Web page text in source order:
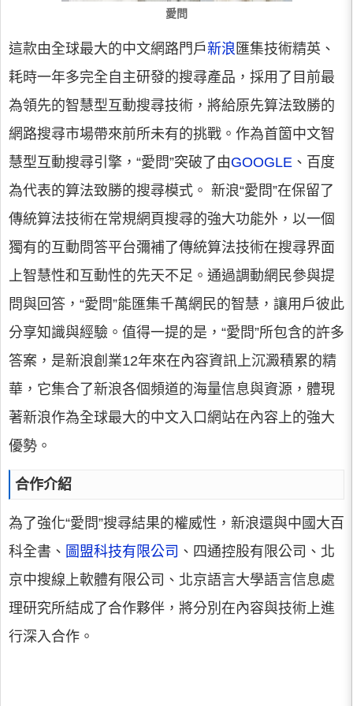
愛問
這款由全球最大的中文網路門戶新浪 匯集技術精英、
耗時一年多完全自主研發的搜尋產品，採用了目前最
為領先的智慧型互動搜尋技術，將給原先算法致勝的
網路搜尋市場帶來前所未有的挑戰。作為首箇中文智
慧型互動搜尋引擎，“愛問”突破了由GOOGLE 、百度
為代表的算法致勝的搜尋模式。 新浪“愛問”在保留了
傳統算法技術在常規網頁搜尋的強大功能外，以一個
獨有的互動問答平台彌補了傳統算法技術在搜尋界面
上智慧性和互動性的先天不足。通過調動網民參與提
問與回答，“愛問”能匯集千萬網民的智慧，讓用戶彼此
分享知識與經驗。值得一提的是，“愛問”所包含的許多
答案，是新浪創業12年來在內容資訊上沉澱積累的精
華，它集合了新浪各個頻道的海量信息與資源，體現
著新浪作為全球最大的中文入口網站在內容上的強大
優勢。
合作介紹
為了強化“愛問”搜尋結果的權威性，新浪還與中國大百
科全書、 圖盟科技有限公司 、四通控股有限公司、北
京中搜線上軟體有限公司、北京語言大學語言信息處
理研究所結成了合作夥伴，將分別在內容與技術上進
行深入合作。